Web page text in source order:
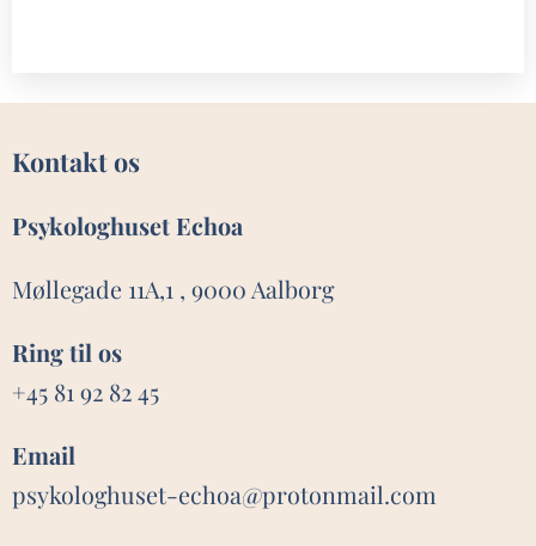
Kontakt os
Psykologhuset Echoa
Møllegade 11A,1 , 9000 Aalborg
Ring til os
+45 81 92 82 45
Email
psykologhuset-echoa@protonmail.com